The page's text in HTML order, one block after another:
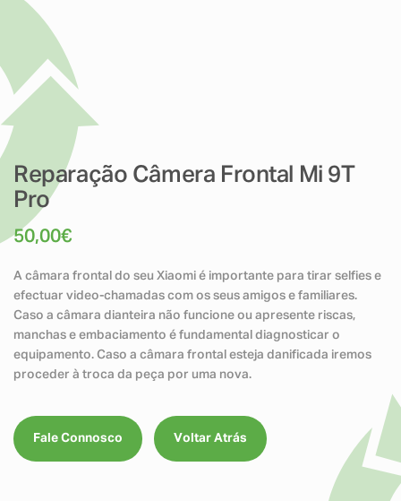
Reparação Câmera Frontal Mi 9T
Pro
50,00€
A câmara frontal do seu Xiaomi é importante para tirar selfies e
efectuar video-chamadas com os seus amigos e familiares.
Caso a câmara dianteira não funcione ou apresente riscas,
manchas e embaciamento é fundamental diagnosticar o
equipamento. Caso a câmara frontal esteja danificada iremos
proceder à troca da peça por uma nova.
Fale Connosco Voltar Atrás